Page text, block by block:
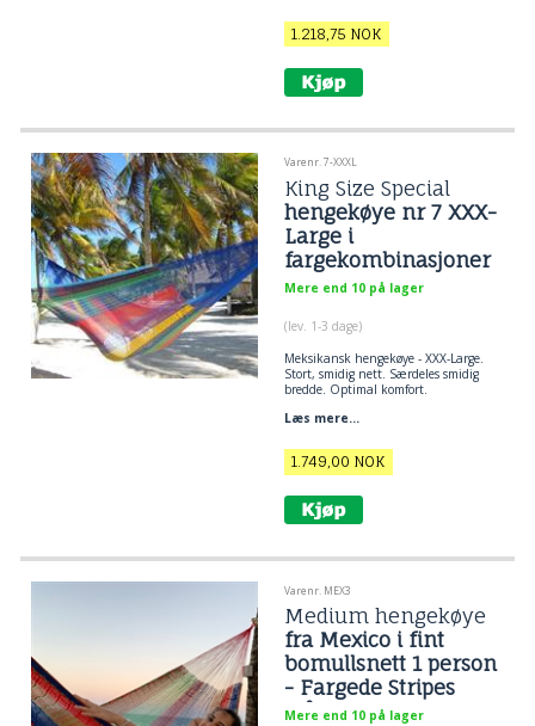
1.218,75 NOK
Varenr. 7-XXXL
King Size Special
hengekøye nr 7 XXX-
Large i
fargekombinasjoner
Mere end 10 på lager
(lev. 1-3 dage)
Meksikansk hengekøye- XXX-Large.
Stort, smidig nett. Særdeles smidig
bredde. Optimal komfort.
Læs mere...
1.749,00 NOK
Varenr. MEX3
Medium hengekøye
fra Mexico i fint
bomullsnett 1 person
- Fargede Stripes
blågrønne røde
Mere end 10 på lager